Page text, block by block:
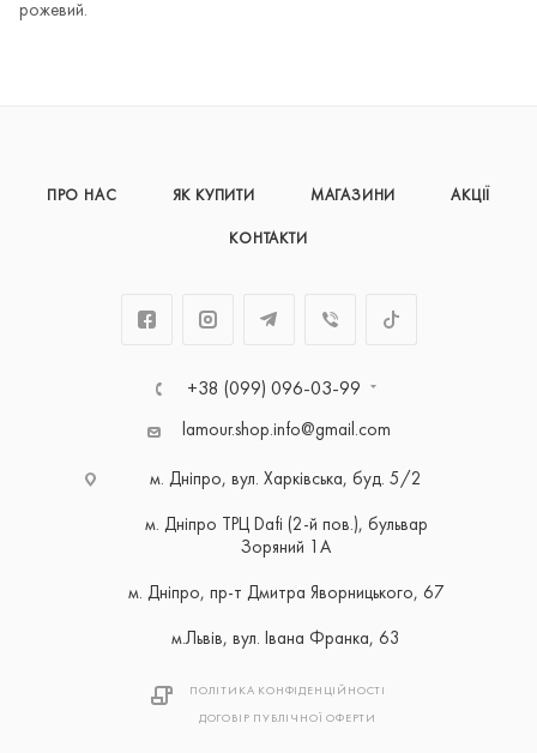
рожевий.
ПРО НАС ЯК КУПИТИ МАГАЗИНИ АКЦІЇ
КОНТАКТИ
+38 (099) 096-03-99
lamour.shop.info@gmail.com
м. Дніпро, вул. Харківська, буд. 5/2
м. Дніпро ТРЦ Dafi (2-й пов.), бульвар
Зоряний 1А
м. Дніпро, пр-т Дмитра Яворницького, 67
м.Львів, вул. Івана Франка, 63
ПОЛІТИКА КОНФІДЕНЦІЙНОСТІ
ДОГОВІР ПУБЛІЧНОЇ ОФЕРТИ